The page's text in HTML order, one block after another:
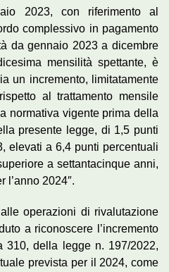
2023, con riferimento al
complessivo in pagamento
da gennaio 2023 a dicembre
mensilità spettante, è
un incremento, limitatamente
al trattamento mensile
normativa vigente prima della
presente legge, di 1,5 punti
elevati a 6,4 punti percentuali
a settantacinque anni,
l’anno 2024″.
operazioni di rivalutazione
a riconoscere l’incremento
310, della legge n. 197/2022,
prevista per il 2024, come